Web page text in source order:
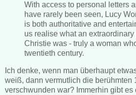
With access to personal letters
have rarely been seen, Lucy
is both authoritative and
us realise what an
Christie was - truly a woman
twentieth century.
Ich denke, wenn man überhaupt
weiß, dann vermutlich die berühmten
verschwunden war? Immerhin gibt es